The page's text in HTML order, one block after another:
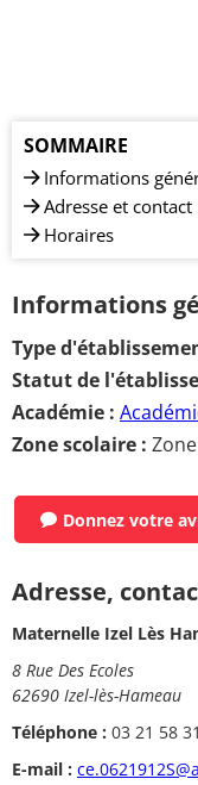
SOMMAIRE
Informations
Adresse et contact
Horaires
Informations
Type
Statut de
Académie :
Zone scolaire :
Donnez votre
Adresse,
Maternelle Izel Lès
8 Rue Des Ecoles
62690 Izel-lès-Hameau
Téléphone : 03 21 58
E-mail :